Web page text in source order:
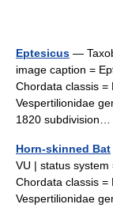
Eptesicus —
image caption =
Chordata classis =
Vespertilionidae
1820
Horn-skinned Bat
VU | status system
Chordata classis =
Vespertilionidae